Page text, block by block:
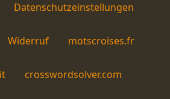
Datenschutzeinstellungen
Widerruf motscroises.fr
crosswordsolver.com